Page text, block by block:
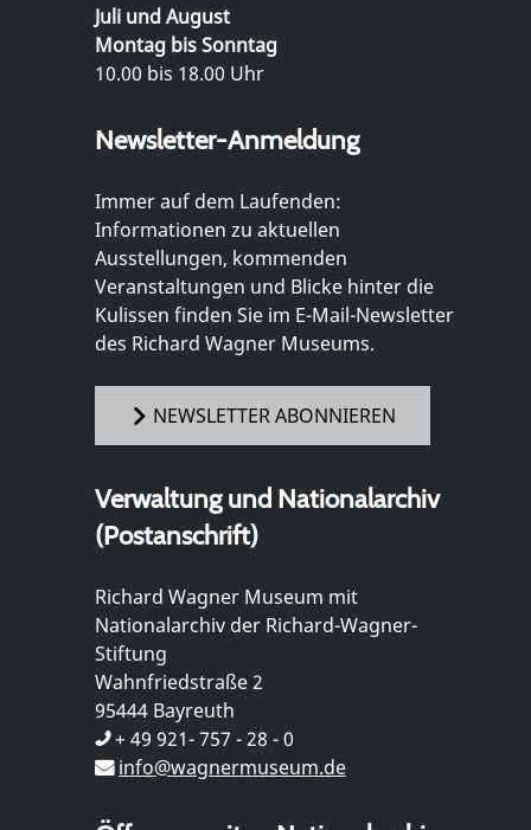
Juli und August
Montag bis Sonntag
10.00 bis 18.00 Uhr
Newsletter-Anmeldung
Immer auf dem Laufenden:
Informationen zu aktuellen
Ausstellungen, kommenden
Veranstaltungen und Blicke hinter die
Kulissen finden Sie im E-Mail-Newsletter
des Richard Wagner Museums.
NEWSLETTER ABONNIEREN
Verwaltung und Nationalarchiv
(Postanschrift)
Richard Wagner Museum mit
Nationalarchiv der Richard-Wagner-
Stiftung
Wahnfriedstraße 2
95444 Bayreuth
+ 49 921- 757 - 28 - 0
info@wagnermuseum.de